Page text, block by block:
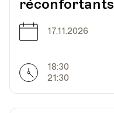
réconfortants
Date
17.11.2026
Horarires
18:30
21:30